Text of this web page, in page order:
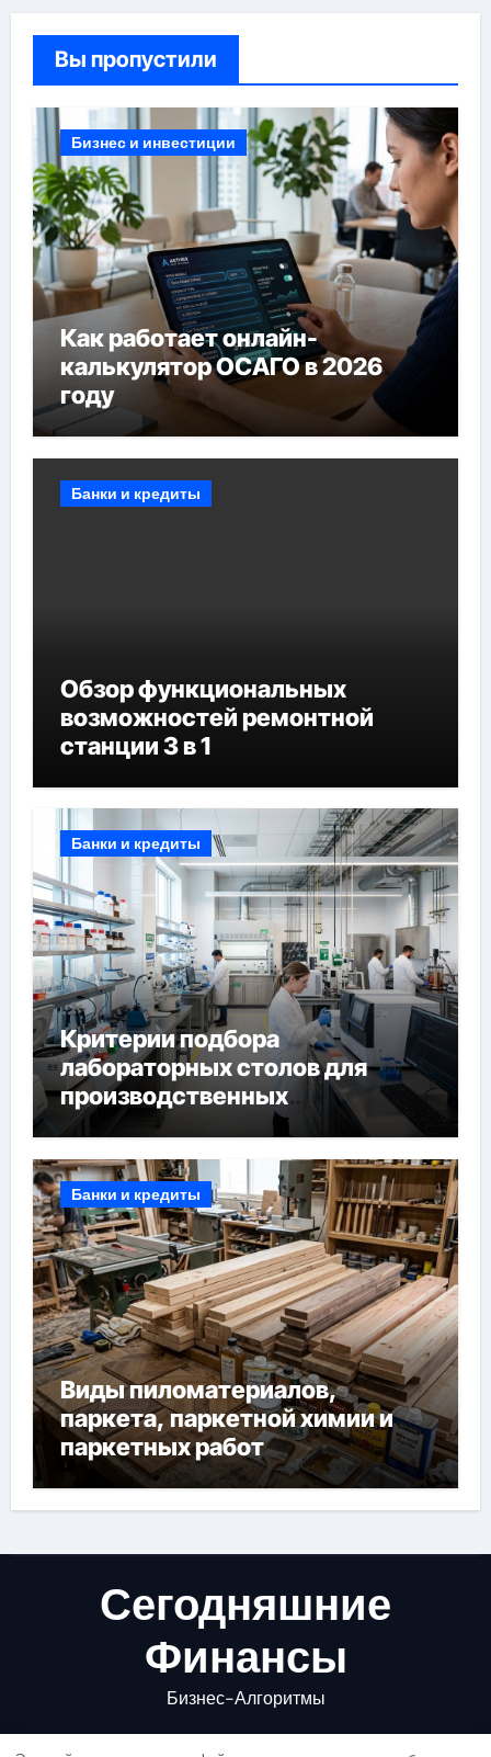
Вы пропустили
Бизнес и инвестиции
Как работает онлайн-
калькулятор ОСАГО в 2026
году
Банки и кредиты
Обзор функциональных
возможностей ремонтной
станции 3 в 1
Банки и кредиты
Критерии подбора
лабораторных столов для
производственных
лабораторий
Банки и кредиты
Виды пиломатериалов,
паркета, паркетной химии и
паркетных работ
Сегодняшние
Финансы
Бизнес-Алгоритмы